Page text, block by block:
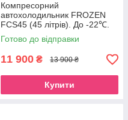
Компресорний
автохолодильник FROZEN
FCS45 (45 літрів). До -22℃.
Живлення 12, 24, 220 вольт
Готово до відправки
11 900 ₴ 13 900 ₴
Купити